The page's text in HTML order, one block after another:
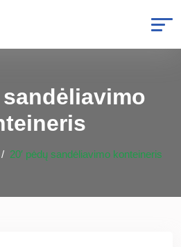
sandėliavimo
20′ pėdų sandėliavimo konteineris